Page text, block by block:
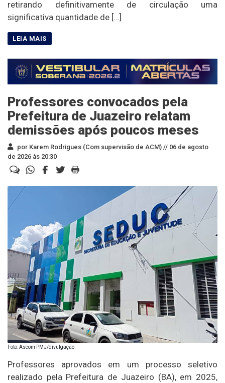
retirando definitivamente de circulação uma
significativa quantidade de […]
Professores convocados pela
Prefeitura de Juazeiro relatam
demissões após poucos meses
por Karem Rodrigues (Com supervisão de ACM) // 06 de agosto
de 2026 às 20:30
Foto: Ascom PMJ/divulgação
Professores aprovados em um processo seletivo
realizado pela Prefeitura de Juazeiro (BA), em 2025,